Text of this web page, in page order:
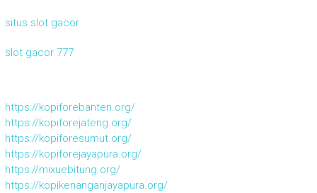
situs slot gacor
slot gacor 777
https://kopiforebanten.org/
https://kopiforejateng.org/
https://kopiforesumut.org/
https://kopiforejayapura.org/
https://mixuebitung.org/
https://kopikenanganjayapura.org/